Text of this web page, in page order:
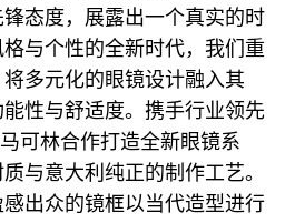
态度，展露出一个真实的时
与个性的全新时代，我们重
多元化的眼镜设计融入其
性与舒适度。携手行业领先
可林合作打造全新眼镜系
与意大利纯正的制作工艺。
出众的镜框以当代造型进行